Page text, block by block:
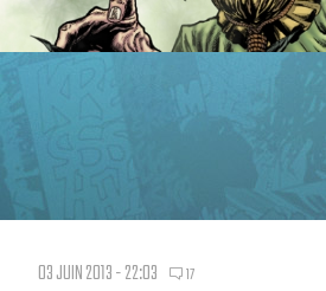
03 JUIN 2013 - 22:03 17